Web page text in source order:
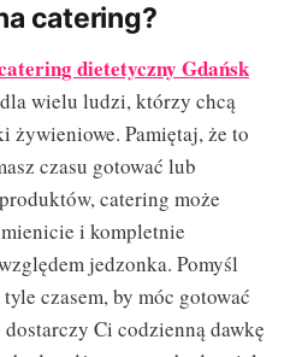
catering?
dietetyczny Gdańsk
wielu ludzi, którzy chcą
żywieniowe. Pamiętaj, że to
czasu gotować lub
catering może
i kompletnie
jedzonka. Pomyśl
czasem, by móc gotować
Ci codzienną dawkę